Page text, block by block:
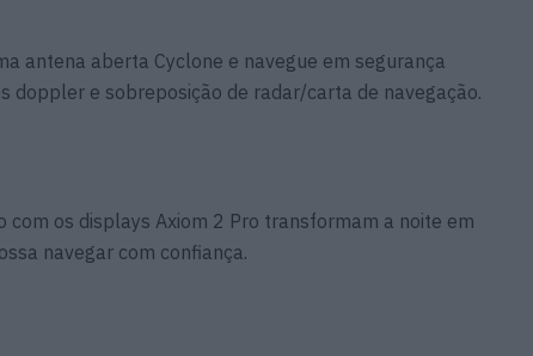
antena aberta Cyclone e navegue em segurança
doppler e sobreposição de radar/carta de navegação.
com os displays Axiom 2 Pro transformam a noite em
navegar com confiança.